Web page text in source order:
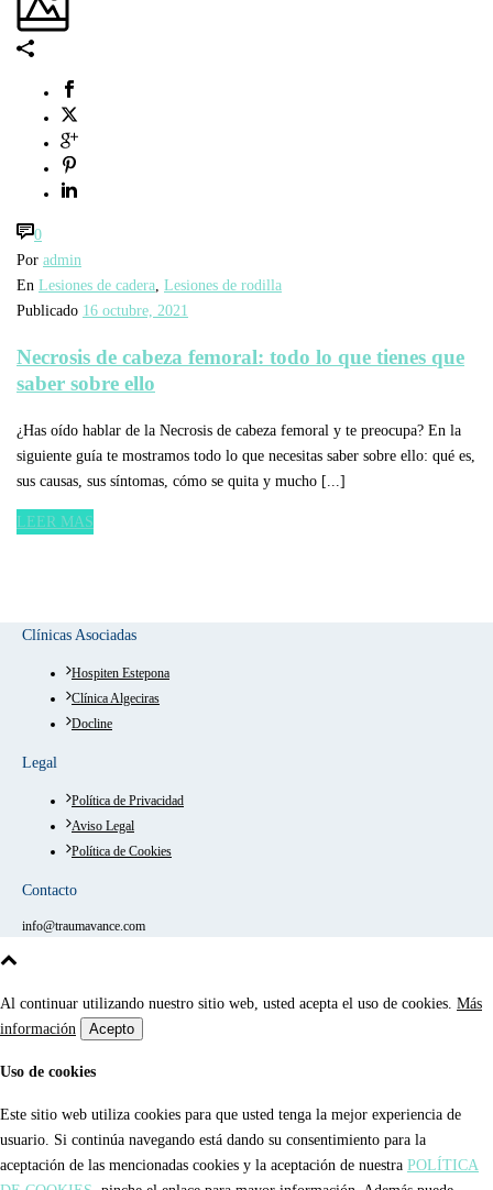
0
Por admin
En Lesiones de cadera, Lesiones de rodilla
Publicado 16 octubre, 2021
Necrosis de cabeza femoral: todo lo que tienes que
saber sobre ello
¿Has oído hablar de la Necrosis de cabeza femoral y te preocupa? En la
siguiente guía te mostramos todo lo que necesitas saber sobre ello: qué es,
sus causas, sus síntomas, cómo se quita y mucho [...]
LEER MAS
Clínicas Asociadas
Hospiten Estepona
Clínica Algeciras
Docline
Legal
Política de Privacidad
Aviso Legal
Política de Cookies
Contacto
info@traumavance.com
Al continuar utilizando nuestro sitio web, usted acepta el uso de cookies. Más
información
Acepto
Uso de cookies
Este sitio web utiliza cookies para que usted tenga la mejor experiencia de
usuario. Si continúa navegando está dando su consentimiento para la
aceptación de las mencionadas cookies y la aceptación de nuestra POLÍTICA